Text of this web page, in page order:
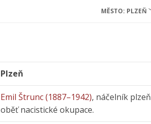
MĚSTO: PLZEŇ
Plzeň
Emil Štrunc (1887–1942), náčelník
oběť nacistické okupace.